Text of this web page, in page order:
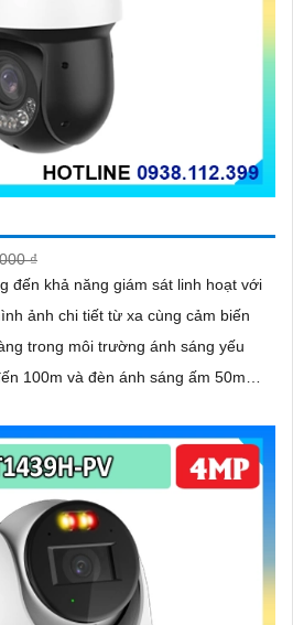
₫
đến khả năng giám sát linh hoạt với
ảnh chi tiết từ xa cùng cảm biến
trong môi trường ánh sáng yếu
100m và đèn ánh sáng ấm 50m
30fps@1080p ổn định